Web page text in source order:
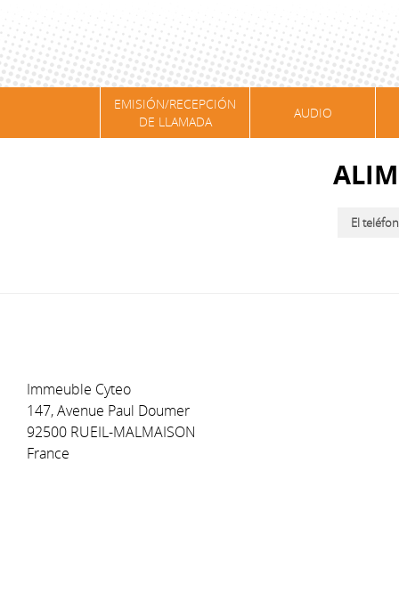
EMISIÓN/RECEPCIÓN
DE LLAMADA
AUDIO
El
Immeuble Cyteo
147, Avenue Paul Doumer
92500 RUEIL-MALMAISON
France